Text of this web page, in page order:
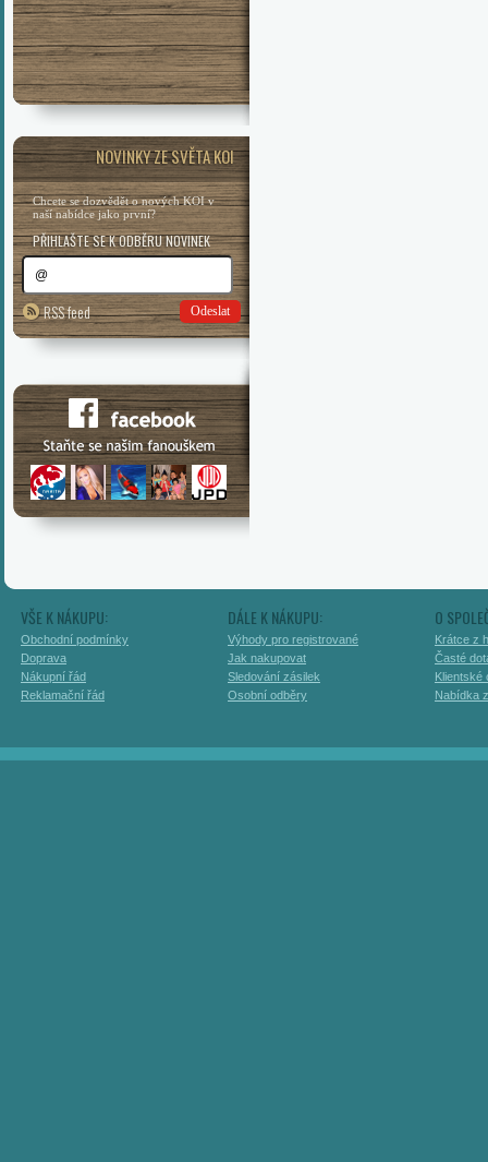
NOVINKY ZE SVĚTA KOI
Chcete se dozvědět o nových KOI v
naší nabídce jako první?
PŘIHLAŠTE SE K ODBĚRU NOVINEK
RSS feed Odeslat
VŠE K NÁKUPU:
Obchodní podmínky
Doprava
Nákupní řád
Reklamační řád
DÁLE K NÁKUPU:
Výhody pro registrované
Jak nakupovat
Sledování zásilek
Osobní odběry
O
Krátce z
Časté
Klientské
Nabídka